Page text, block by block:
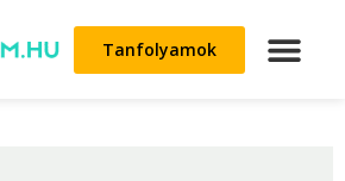
Tanfolyamok